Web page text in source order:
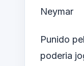
Neymar
Punido
poderia